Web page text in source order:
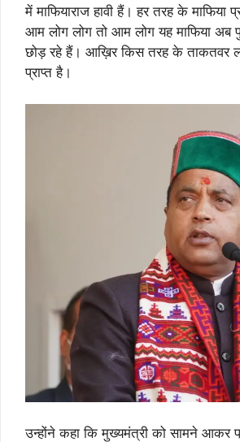
में माफियाराज हावी हैं। हर तरह के माफिया
आम लोग लोग तो आम लोग यह माफिया अब
छोड़ रहे हैं। आख़िर किस तरह के ताकतवर
प्राप्त है।
उन्होंने कहा कि मुख्यमंत्री को सामने आकर